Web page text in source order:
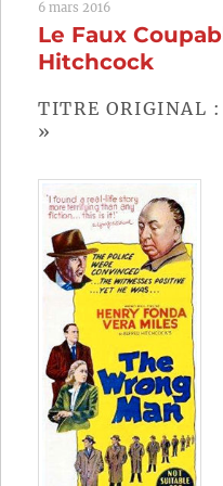
6 mars 2016
Le Faux
Hitchcock
TITRE ORIGINAL
»